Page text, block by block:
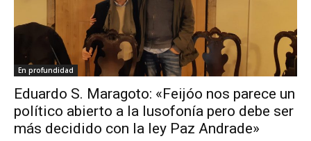
En profundidad
Eduardo S. Maragoto: «Feijóo nos parece un
político abierto a la lusofonía pero debe ser
más decidido con la ley Paz Andrade»